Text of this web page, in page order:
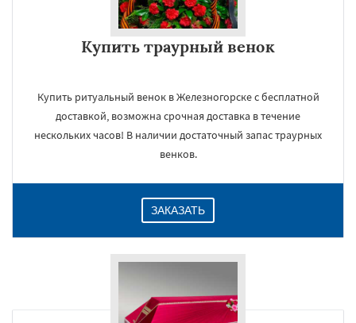
Купить траурный венок
Купить ритуальный венок в Железногорске с бесплатной
доставкой, возможна срочная доставка в течение
нескольких часов! В наличии достаточный запас траурных
венков.
ЗАКАЗАТЬ